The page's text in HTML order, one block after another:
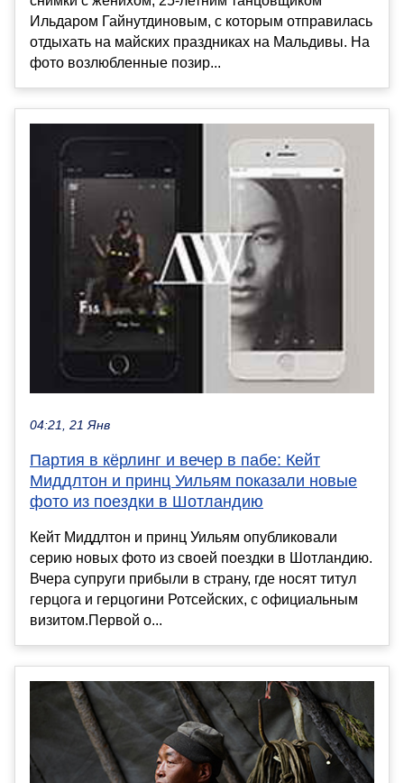
Ильдаром Гайнутдиновым, с которым отправилась
отдыхать на майских праздниках на Мальдивы. На
фото возлюбленные позир...
04:21, 21 Янв
Партия в кёрлинг и вечер в пабе: Кейт
Миддлтон и принц Уильям показали новые
фото из поездки в Шотландию
Кейт Миддлтон и принц Уильям опубликовали
серию новых фото из своей поездки в Шотландию.
Вчера супруги прибыли в страну, где носят титул
герцога и герцогини Ротсейских, с официальным
визитом.Первой о...